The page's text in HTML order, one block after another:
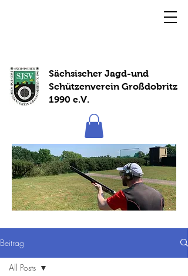
Sächsischer Jagd-und
Schützenverein Großdobritz
1990 e.V.
Beitrag
All Posts